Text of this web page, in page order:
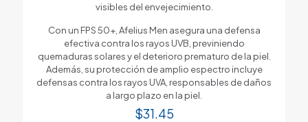
visibles del envejecimiento.
Con un FPS 50+, Afelius Men asegura una defensa
efectiva contra los rayos UVB, previniendo
quemaduras solares y el deterioro prematuro de la piel.
Además, su protección de amplio espectro incluye
defensas contra los rayos UVA, responsables de daños
a largo plazo en la piel.
$31.45